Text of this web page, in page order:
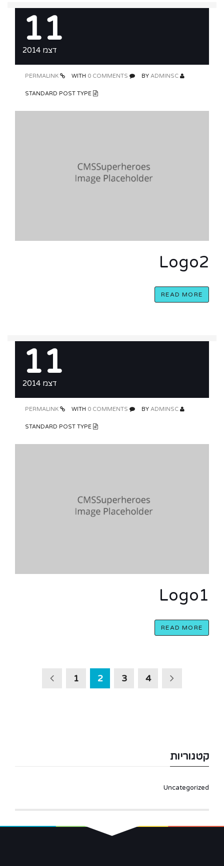
11
דצמ 2014
ADMINSC
0 COMMENTS
Logo2
READ MORE
11
דצמ 2014
ADMINSC
0 COMMENTS
Logo1
READ MORE
1 2 3 4
קטגוריות
Uncategorized